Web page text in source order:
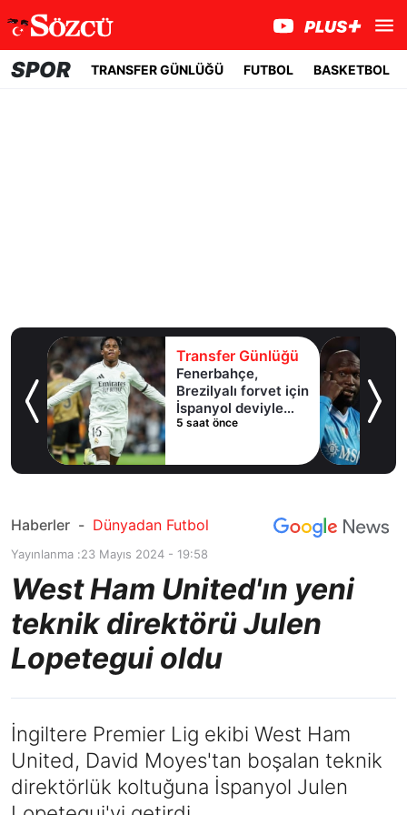
SPOR TRANSFER GÜNLÜĞÜ FUTBOL BASKETBOL
Transfer Günlüğü
Fenerbahçe,
Brezilyalı forvet için
İspanyol deviyle
masaya oturdu!
5 saat önce
Haberler - Dünyadan Futbol
Yayınlanma :23 Mayıs 2024 - 19:58
West Ham United'ın yeni
teknik direktörü Julen
Lopetegui oldu
İngiltere Premier Lig ekibi West Ham
United, David Moyes'tan boşalan teknik
direktörlük koltuğuna İspanyol Julen